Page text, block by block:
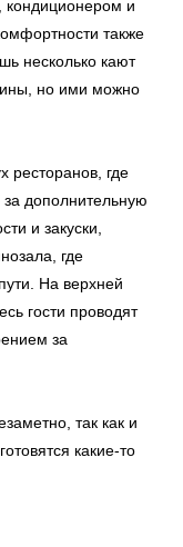
кондиционером и
также
несколько кают
но ими можно
ресторанов, где
за дополнительную
и закуски,
где
На верхней
гости проводят
за
так как и
какие-то